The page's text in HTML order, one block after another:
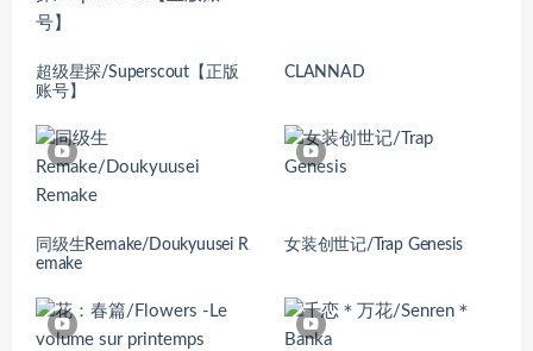
超级星探/Superscout【正版
账号】
CLANNAD
同级生Remake/Doukyuusei R
emake
女装创世记/Trap Genesis